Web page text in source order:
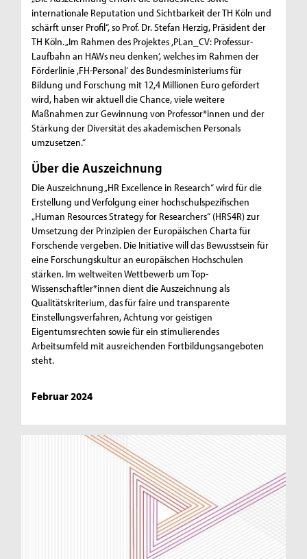
internationale Reputation und Sichtbarkeit der TH Köln und
schärft unser Profil“, so Prof. Dr. Stefan Herzig, Präsident der
TH Köln. „Im Rahmen des Projektes ,PLan_CV: Professur-
Laufbahn an HAWs neu denken‘, welches im Rahmen der
Förderlinie ,FH-Personal‘ des Bundesministeriums für
Bildung und Forschung mit 12,4 Millionen Euro gefördert
wird, haben wir aktuell die Chance, viele weitere
Maßnahmen zur Gewinnung von Professor*innen und der
Stärkung der Diversität des akademischen Personals
umzusetzen.“
Über die Auszeichnung
Die Auszeichnung „HR Excellence in Research“ wird für die
Erstellung und Verfolgung einer hochschulspezifischen
„Human Resources Strategy for Researchers“ (HRS4R) zur
Umsetzung der Prinzipien der Europäischen Charta für
Forschende vergeben. Die Initiative will das Bewusstsein für
eine Forschungskultur an europäischen Hochschulen
stärken. Im weltweiten Wettbewerb um Top-
Wissenschaftler*innen dient die Auszeichnung als
Qualitätskriterium, das für faire und transparente
Einstellungsverfahren, Achtung vor geistigen
Eigentumsrechten sowie für ein stimulierendes
Arbeitsumfeld mit ausreichenden Fortbildungsangeboten
steht.
Februar 2024